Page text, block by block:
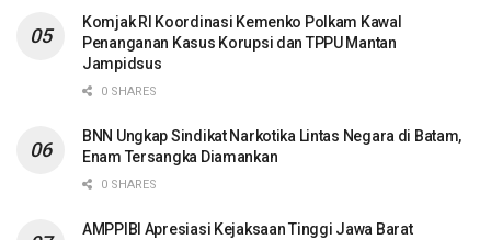
Komjak RI Koordinasi Kemenko Polkam Kawal
Penanganan Kasus Korupsi dan TPPU Mantan
Jampidsus
0 SHARES
BNN Ungkap Sindikat Narkotika Lintas Negara di Batam,
Enam Tersangka Diamankan
0 SHARES
AMPPIBI Apresiasi Kejaksaan Tinggi Jawa Barat